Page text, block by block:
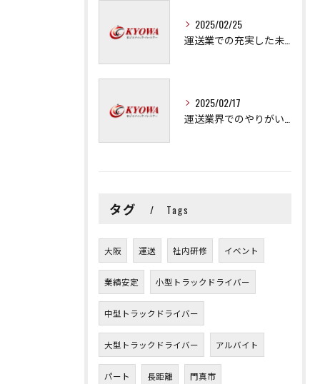
2025/02/25
2025/02/17
タグ Tags
大阪 運送 社内研修 イベント
業績安定 小型トラックドライバー
中型トラックドライバー
大型トラックドライバー アルバイト
パート 長距離 門真市